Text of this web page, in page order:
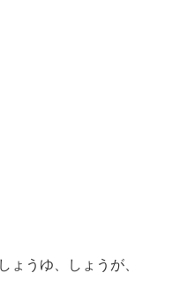
うゆ、しょうが、